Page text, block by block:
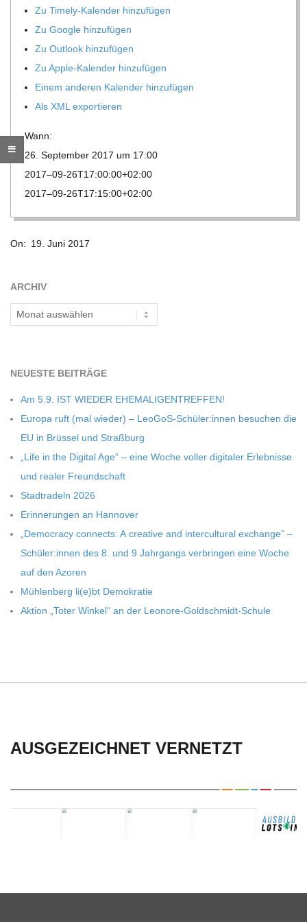
R
E
G
O
L
D
S
C
H
M
D
T
-
S
C
L
Zu Timely-Kalen­der hinzufügen
Zu Google hinzufügen
Zu Out­look hinzufügen
Zu Apple-Kalen­der hinzufügen
Einem ande­ren Kalen­der hinzufügen
Als XML exportieren
Wann:
26. Sep­tem­ber 2017 um 17:00
2017–09-26T17:00:00+02:00
2017–09-26T17:15:00+02:00
06-
On: 19. Juni 2017
ARCHIV
Archiv
NEU­ESTE BEITRÄGE
Am 5.9. IST WIEDER EHEMALIGENTREFFEN!
Europa ruft (mal wie­der) – LeoGoS-Schüler:innen besu­chen die
EU in Brüs­sel und Straßburg
„Life in the Digi­tal Age“ – eine Woche vol­ler digi­ta­ler Erleb­nisse
und rea­ler Freundschaft
Stadt­ra­deln 2026
Erin­ne­run­gen an Hannover
„Demo­cracy con­nects: A crea­tive and inter­cul­tu­ral exch­ange” –
Schüler:innen des 8. und 9 Jahr­gangs ver­brin­gen eine Woche
auf den Azoren
Müh­len­berg li(e)bt Demokratie
Aktion „Toter Win­kel“ an der Leonore-Goldschmidt-Schule
AUSGEZEICHNET VERNETZT